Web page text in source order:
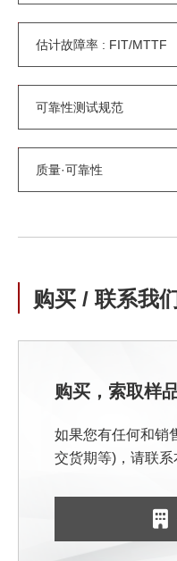
估计故障率 : FIT/MTTF
可靠性测试规范
质量·可靠性
购买 / 联系我们
购买，索取样
如果您有任何和销
交货期等)，请联系